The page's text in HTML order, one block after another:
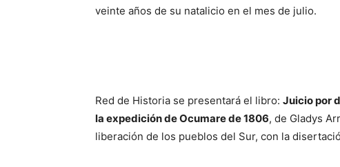
veinte años de su natalicio en el mes de julio.
Red de Historia se presentará el libro: Juicio por
la expedición de Ocumare de 1806, de Gladys
liberación de los pueblos del Sur, con la